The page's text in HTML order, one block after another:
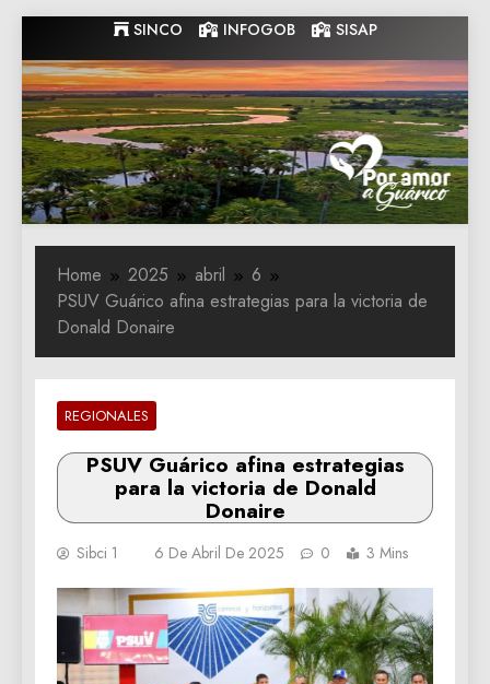
to
content
SINCO INFOGOB SISAP
Gobernacion
de Guarico
Gobernacion de Guarico
Home 2025 abril
6
PSUV Guárico afina estrategias para la victoria de
Donald Donaire
REGIONALES
PSUV Guárico afina estrategias
para la victoria de Donald
Donaire
Sibci 1 6 De Abril De 2025 0 3 Mins